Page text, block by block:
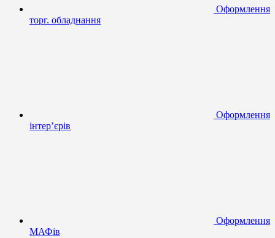
Оформлення
торг. обладнання
Оформлення
інтер’єрів
Оформлення
МАФів